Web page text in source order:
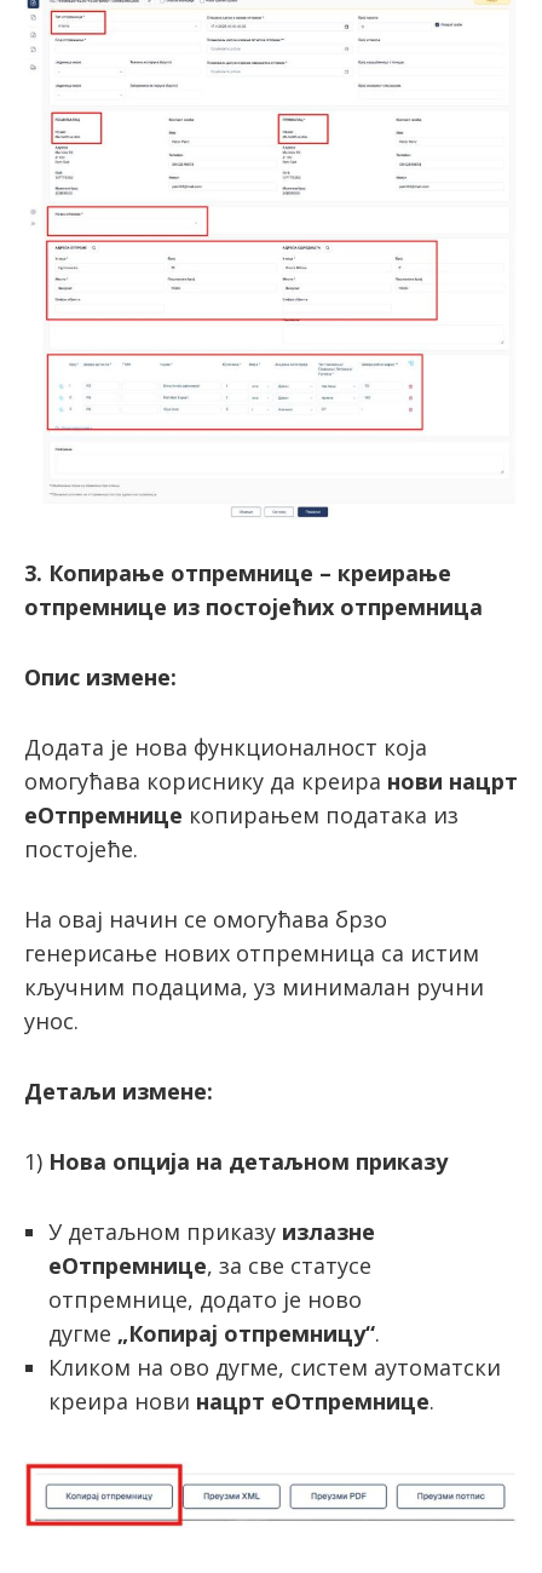
3. Копирање отпремнице – креирање
отпремнице из постојећих отпремница
Опис измене:
Додата је нова функционалност која
омогућава кориснику да креира нови нацрт
еОтпремнице копирањем података из
постојеће.
На овај начин се омогућава брзо
генерисање нових отпремница са истим
кључним подацима, уз минималан ручни
унос.
Детаљи измене:
1) Нова опција на детаљном приказу
У детаљном приказу излазне
еОтпремнице, за све статусе
отпремнице, додато је ново
дугме „Копирај отпремницу“.
Кликом на ово дугме, систем аутоматски
креира нови нацрт еОтпремнице.